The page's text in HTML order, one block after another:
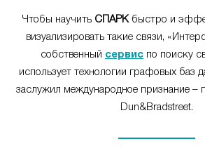
Чтобы научить СПАРКбыстро и
визуализировать такие связи,
собственный сервис по поиску
использует технологии графовых баз
заслужил международное признание –
Dun&Bradstreet.